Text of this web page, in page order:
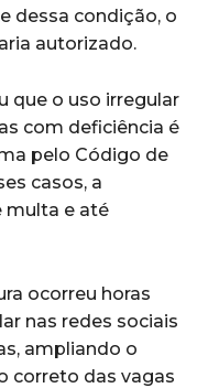
dessa condição, o
autorizado.
que o uso irregular
com deficiência é
pelo Código de
casos, a
multa e até
ocorreu horas
nas redes sociais
ampliando o
correto das vagas